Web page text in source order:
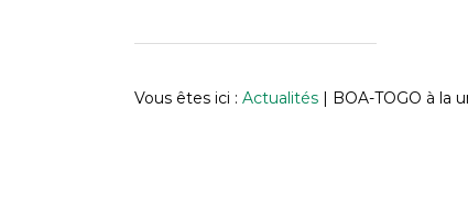
Vous êtes ici : Actualités | BOA-TOGO à la